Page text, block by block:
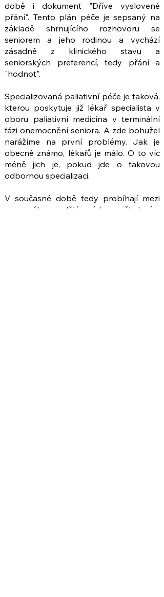
době i dokument "Dříve vyslovené
přání". Tento plán péče je sepsaný na
základě shrnujícího rozhovoru se
seniorem a jeho rodinou a vychází
zásadně z klinického stavu a
seniorských preferencí, tedy přání a
"hodnot".
Specializovaná paliativní péče je taková,
kterou poskytuje již lékař specialista v
oboru paliativní medicína v terminální
fázi onemocnění seniora. A zde bohužel
narážíme na první problémy. Jak je
obecně známo, lékařů je málo. O to víc
méně jich je, pokud jde o takovou
odbornou specializaci.
V současné době tedy probíhají mezi
personálem vzdělávací kurzy, školení a